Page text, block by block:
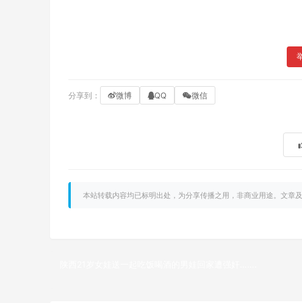
分享到： 微博 QQ 微信
本站转载内容均已标明出处，为分享传播之用，非商业用途。文章